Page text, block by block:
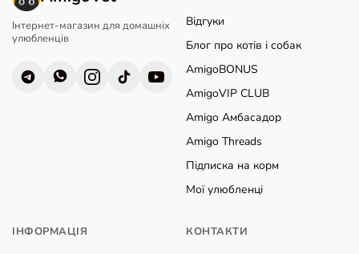
Інтернет-магазин для домашніх
улюбленців
Відгуки
Блог про котів і собак
AmigoBONUS
AmigoVIP CLUB
Amigo Амбасадор
Amigo Threads
Підписка на корм
Мої улюбленці
ІНФОРМАЦІЯ КОНТАКТИ